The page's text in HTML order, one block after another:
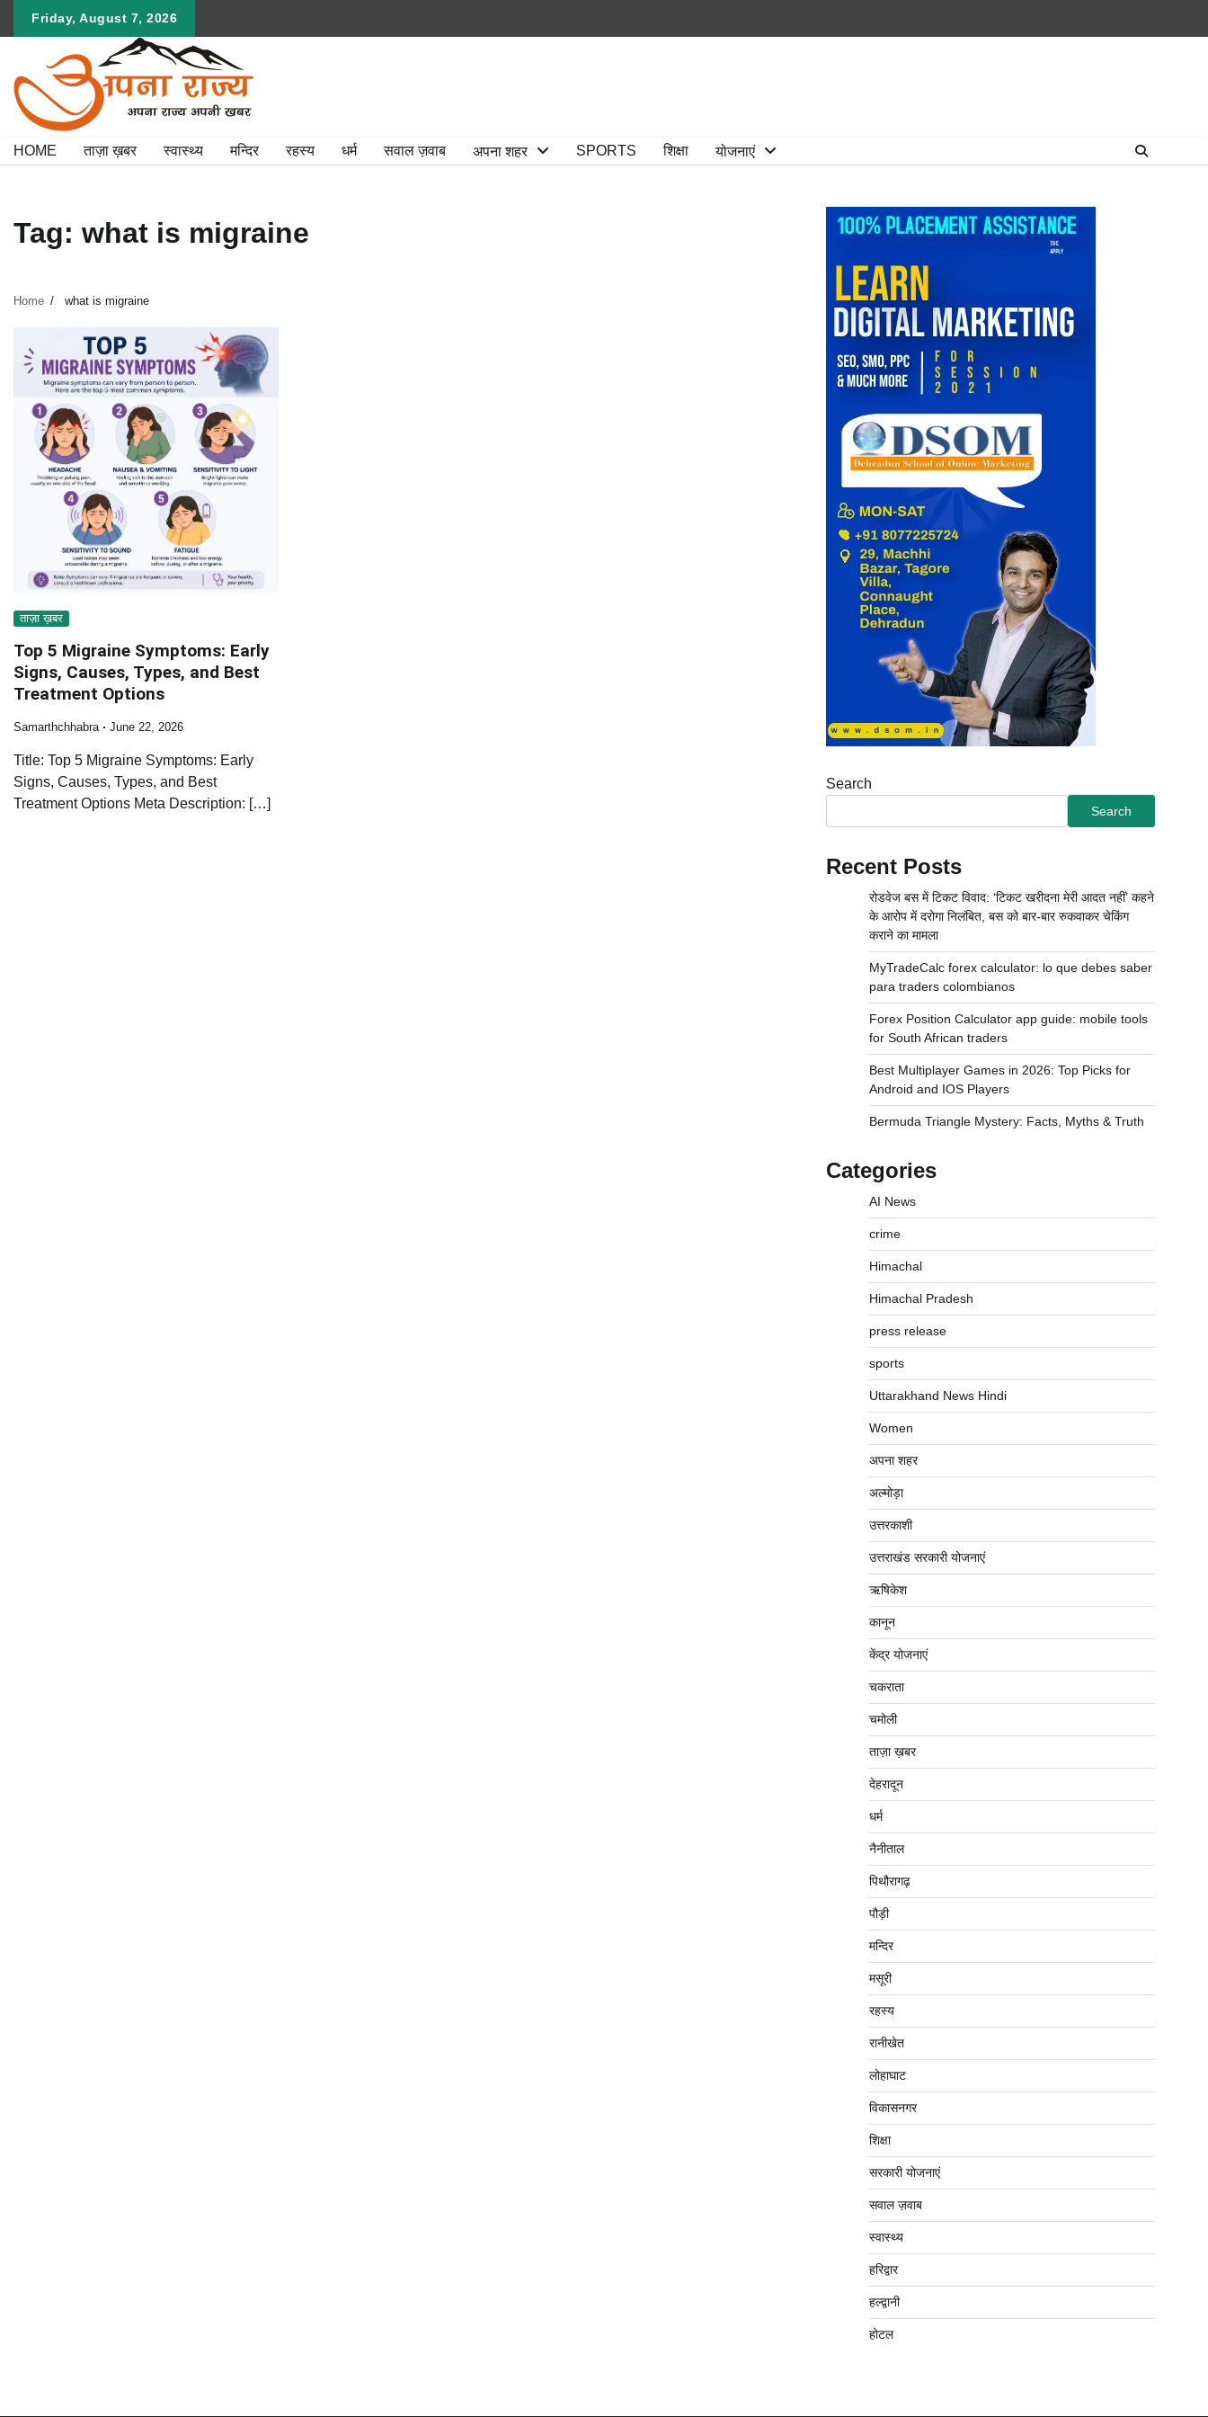
Friday, August 7, 2026
HOME ताज़ा ख़बर स्वास्थ्य मन्दिर रहस्य धर्म सवाल ज़वाब अपना शहर SPORTS शिक्षा योजनाएं
Tag: what is migraine
Home what is migraine
ताज़ा ख़बर
Top 5 Migraine Symptoms: Early
Signs, Causes, Types, and Best
Treatment Options
Samarthchhabra June 22, 2026
Title: Top 5 Migraine Symptoms: Early
Signs, Causes, Types, and Best
Treatment Options Meta Description: […]
Search
Search
Recent Posts
रोडवेज बस में टिकट विवाद: ‘टिकट खरीदना मेरी आदत नहीं’ कहने
के आरोप में दरोगा निलंबित, बस को बार-बार रुकवाकर चेकिंग
कराने का मामला
MyTradeCalc forex calculator: lo que debes saber
para traders colombianos
Forex Position Calculator app guide: mobile tools
for South African traders
Best Multiplayer Games in 2026: Top Picks for
Android and IOS Players
Bermuda Triangle Mystery: Facts, Myths & Truth
Categories
AI News
crime
Himachal
Himachal Pradesh
press release
sports
Uttarakhand News Hindi
Women
अपना शहर
अल्मोड़ा
उत्तरकाशी
उत्तराखंड सरकारी योजनाएं
ऋषिकेश
कानून
केंद्र योजनाएं
चकराता
चमोली
ताज़ा ख़बर
देहरादून
धर्म
नैनीताल
पिथौरागढ़
पौड़ी
मन्दिर
मसूरी
रहस्य
रानीखेत
लोहाघाट
विकासनगर
शिक्षा
सरकारी योजनाएं
सवाल ज़वाब
स्वास्थ्य
हरिद्वार
हल्द्वानी
होटल